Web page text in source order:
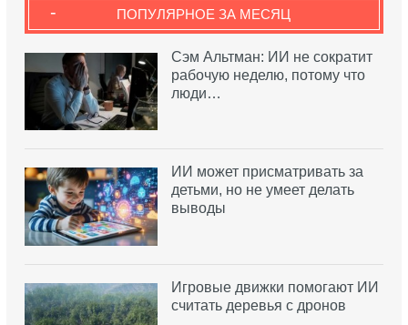
ПОПУЛЯРНОЕ ЗА МЕСЯЦ
-
Сэм Альтман: ИИ не сократит
рабочую неделю, потому что
люди…
ИИ может присматривать за
детьми, но не умеет делать
выводы
Игровые движки помогают ИИ
считать деревья с дронов